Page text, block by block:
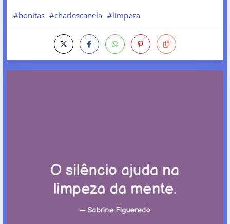
#bonitas #charlescanela #limpeza